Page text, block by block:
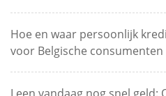
Hoe en waar persoonlijk
voor Belgische consumenten